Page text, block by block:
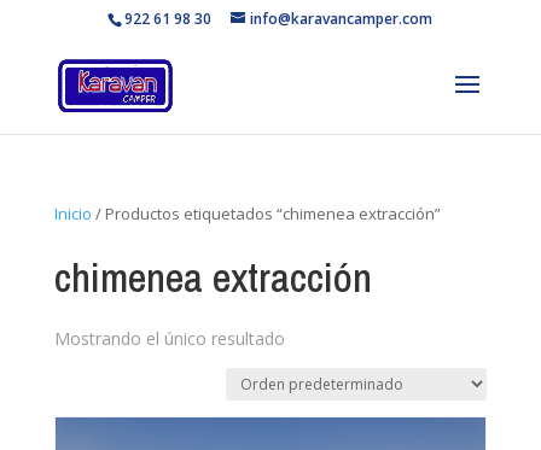
922 61 98 30 info@karavancamper.com
Inicio / Productos etiquetados “chimenea extracción”
chimenea extracción
Mostrando el único resultado